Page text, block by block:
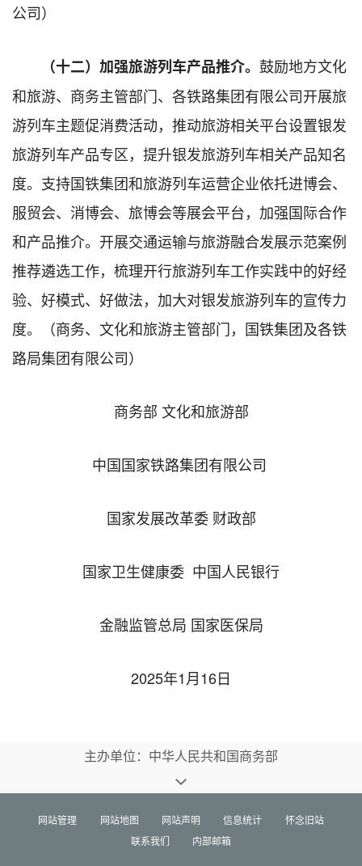
公司）
（十二）加强旅游列车产品推介。 鼓励地方文化
和旅游、商务主管部门、各铁路集团有限公司开展旅
游列车主题促消费活动，推动旅游相关平台设置银发
旅游列车产品专区，提升银发旅游列车相关产品知名
度。支持国铁集团和旅游列车运营企业依托进博会、
服贸会、消博会、旅博会等展会平台，加强国际合作
和产品推介。开展交通运输与旅游融合发展示范案例
推荐遴选工作，梳理开行旅游列车工作实践中的好经
验、好模式、好做法，加大对银发旅游列车的宣传力
度。（商务、文化和旅游主管部门，国铁集团及各铁
路局集团有限公司）
商务部 文化和旅游部
中国国家铁路集团有限公司
国家发展改革委 财政部
国家卫生健康委 中国人民银行
金融监管总局 国家医保局
2025年1月16日
主办单位：中华人民共和国商务部
网站管理 网站地图 网站声明 信息统计
怀念旧站
联系我们
内部邮箱